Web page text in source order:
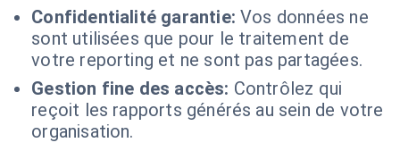
Confidentialité garantie: Vos données ne
sont utilisées que pour le traitement de
votre reporting et ne sont pas partagées.
Gestion fine des accès: Contrôlez qui
reçoit les rapports générés au sein de votre
organisation.